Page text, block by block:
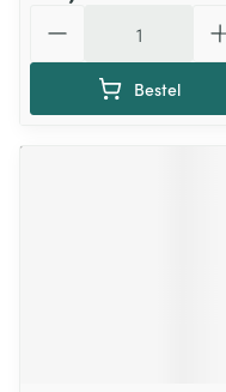
Bestel